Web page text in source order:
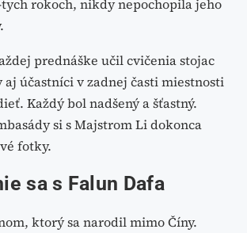
rokoch, nikdy nepochopila jeho
prednáške učil cvičenia stojac
aj účastníci v zadnej časti miestnosti
Každý bol nadšený a šťastný.
si s Majstrom Li dokonca
fotky.
sa s Falun Dafa
ktorý sa narodil mimo Číny.